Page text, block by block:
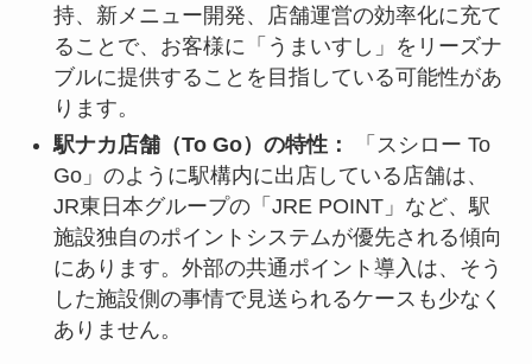
持、新メニュー開発、店舗運営の効率化に充て
ることで、お客様に「うまいすし」をリーズナ
ブルに提供することを目指している可能性があ
ります。
駅ナカ店舗（To Go）の特性：
「スシロー To
Go」のように駅構内に出店している店舗は、
JR東日本グループの「JRE POINT」など、駅
施設独自のポイントシステムが優先される傾向
にあります。外部の共通ポイント導入は、そう
した施設側の事情で見送られるケースも少なく
ありません。